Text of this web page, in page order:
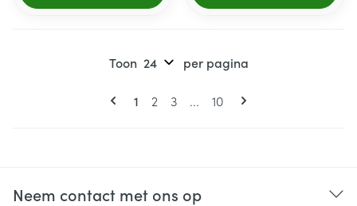
Pagina's
U lees momenteel pagina
1 Pagina
2 Pagina
3 ... Pagina
10
Toon per pagina
Neem contact met ons op